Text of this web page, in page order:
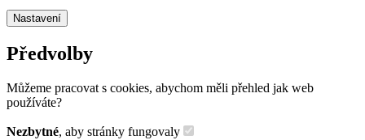
Nastavení
Předvolby
Můžeme pracovat s cookies, abychom měli přehled jak web
používáte?
Nezbytné, aby stránky fungovaly